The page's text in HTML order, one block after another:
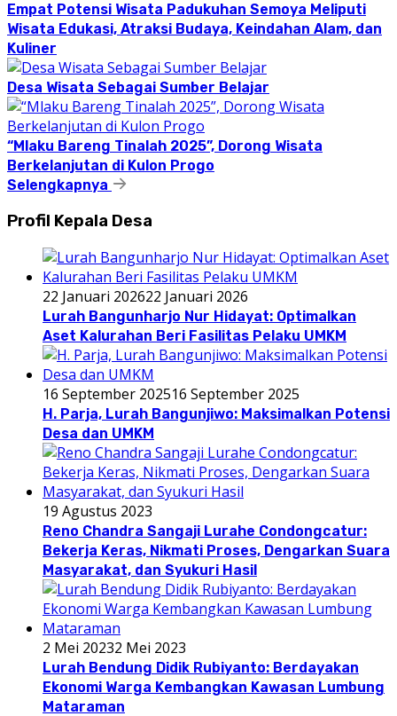
Empat Potensi Wisata Padukuhan Semoya Meliputi
Wisata Edukasi, Atraksi Budaya, Keindahan Alam, dan
Kuliner
Desa Wisata Sebagai Sumber Belajar
“Mlaku Bareng Tinalah 2025”, Dorong Wisata
Berkelanjutan di Kulon Progo
Selengkapnya
Profil Kepala Desa
22 Januari 202622 Januari 2026
Lurah Bangunharjo Nur Hidayat: Optimalkan
Aset Kalurahan Beri Fasilitas Pelaku UMKM
16 September 202516 September 2025
H. Parja, Lurah Bangunjiwo: Maksimalkan Potensi
Desa dan UMKM
19 Agustus 2023
Reno Chandra Sangaji Lurahe Condongcatur:
Bekerja Keras, Nikmati Proses, Dengarkan Suara
Masyarakat, dan Syukuri Hasil
2 Mei 20232 Mei 2023
Lurah Bendung Didik Rubiyanto: Berdayakan
Ekonomi Warga Kembangkan Kawasan Lumbung
Mataraman